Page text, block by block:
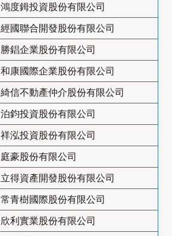
鴻度鉧投資股份有限公司
經國聯合開發股份有限公司
勝錩企業股份有限公司
和康國際企業股份有限公司
綺信不動產仲介股份有限公司
泊鈞投資股份有限公司
祥泓投資股份有限公司
庭豪股份有限公司
立得資產開發股份有限公司
常青樹國際股份有限公司
欣利實業股份有限公司